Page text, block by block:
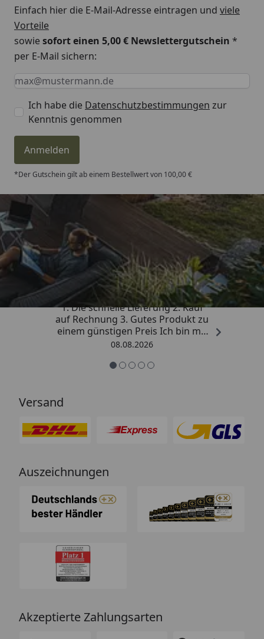
Einfach hier die E-Mail-Adresse eintragen und viele
Vorteile
sowiesofort einen 5,00 € Newslettergutschein *
per E-Mail sichern:
Keine Eingabe erforderlich
Eingabe erforderlich
E-Mail *
Ich habe die Datenschutzbestimmungen zur
Kenntnis genommen
Anmelden
*Der Gutschein gilt ab einem Bestellwert von 100,00 €
Trusted Shops
4,81/ 5
„Besonders gut gefallen hat mir :
1. Die schnelle Lieferung 2. Kauf
auf Rechnung 3. Gutes Produkt zu
einem günstigen Preis Ich bin mit
der Kaufabwicklung sehr
08.08.2026
Versand
Auszeichnungen
Akzeptierte Zahlungsarten